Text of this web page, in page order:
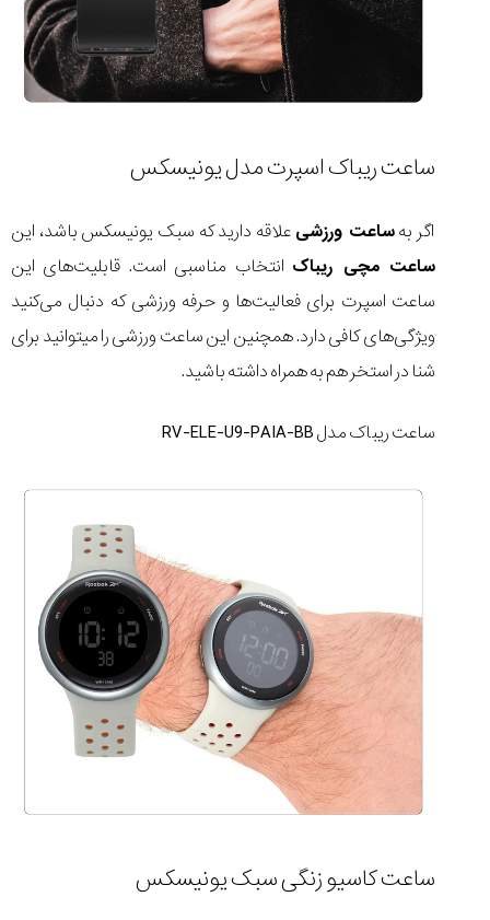
ساعت ریباک اسپرت مدل یونیسکس
اگر بهساعت ورزشی علاقه دارید که سبک یونیسکس باشد، این
ساعت مچی ریباک انتخاب مناسبی است. قابلیت‌های این
ساعت اسپرت برای فعالیت‌ها و حرفه ورزشی که دنبال می‌کنید
ویژگی‌های کافی دارد. همچنین این ساعت ورزشی را میتوانید برای
شنا در استخر هم به همراه داشته باشید.
ساعت ریباک مدل RV-ELE-U9-PAIA-BB
ساعت کاسیو زنگی سبک یونیسکس